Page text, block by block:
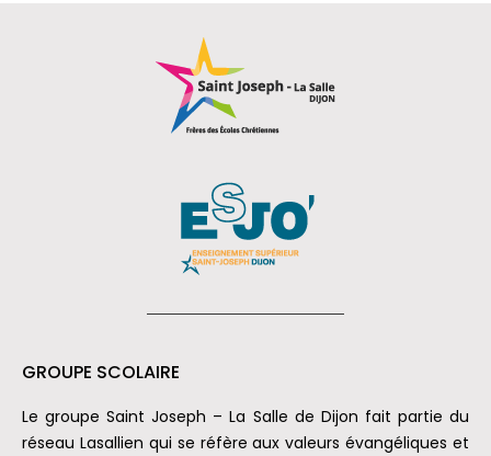
GROUPE SCOLAIRE
Le groupe Saint Joseph – La Salle de Dijon fait partie du
réseau Lasallien qui se réfère aux valeurs évangéliques et